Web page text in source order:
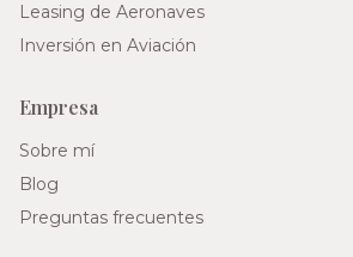
Leasing de Aeronaves
Inversión en Aviación
Empresa
Sobre mí
Blog
Preguntas frecuentes